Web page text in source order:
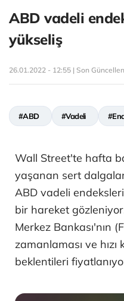
ABD vadeli
yükseliş
26.01.2022 - 12:55 | Son
#ABD #Vadeli
Wall Street'te hafta
yaşanan sert
ABD vadeli
bir hareket
Merkez Bankası'nın
zamanlaması ve
beklentileri